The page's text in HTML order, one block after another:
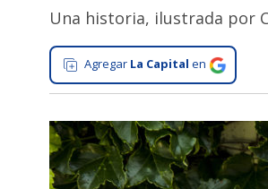
Zona
Cultura
Tecnología
Salud
Interés
Una historia, ilustrada por
Agregar La Capital en